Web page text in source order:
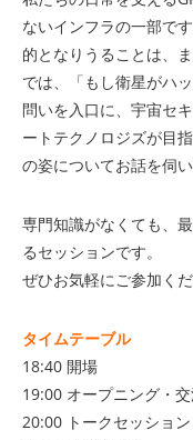
ないインフラの一部で
的となりうることは、
では、「もし衛星がハ
問いを入口に、宇宙セ
ートテクノロジズが目
の姿についてお話を伺い
専門知識がなくても、
るセッションです。
ぜひお気軽にご参加くだ
タイムテーブル
18:40 開場
19:00 オープニング・
20:00 トークセッション